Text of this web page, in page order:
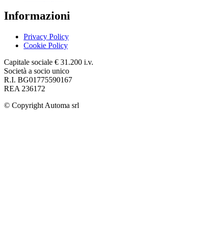
Informazioni
Privacy Policy
Cookie Policy
Capitale sociale € 31.200 i.v.
Società a socio unico
R.I. BG01775590167
REA 236172
© Copyright Automa srl